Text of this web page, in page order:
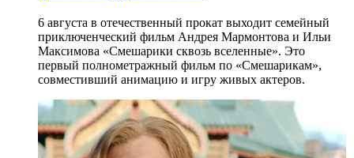
6 августа в отечественный прокат выходит семейный
приключенческий фильм Андрея Мармонтова и Ильи
Максимова «Смешарики сквозь вселенные». Это
первый полнометражный фильм по «Смешарикам»,
совместивший анимацию и игру живых актеров.